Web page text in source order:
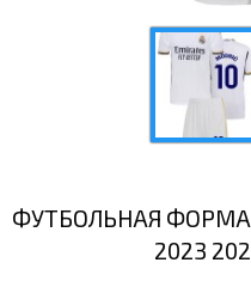
ФУТБОЛЬНАЯ
2023